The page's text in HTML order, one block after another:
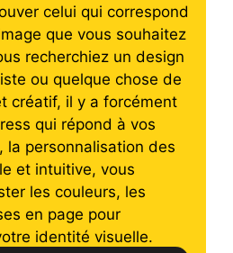
celui qui correspond
que vous souhaitez
recherchiez un design
ou quelque chose de
créatif, il y a forcément
qui répond à vos
la personnalisation des
et intuitive, vous
les couleurs, les
en page pour
identité visuelle.